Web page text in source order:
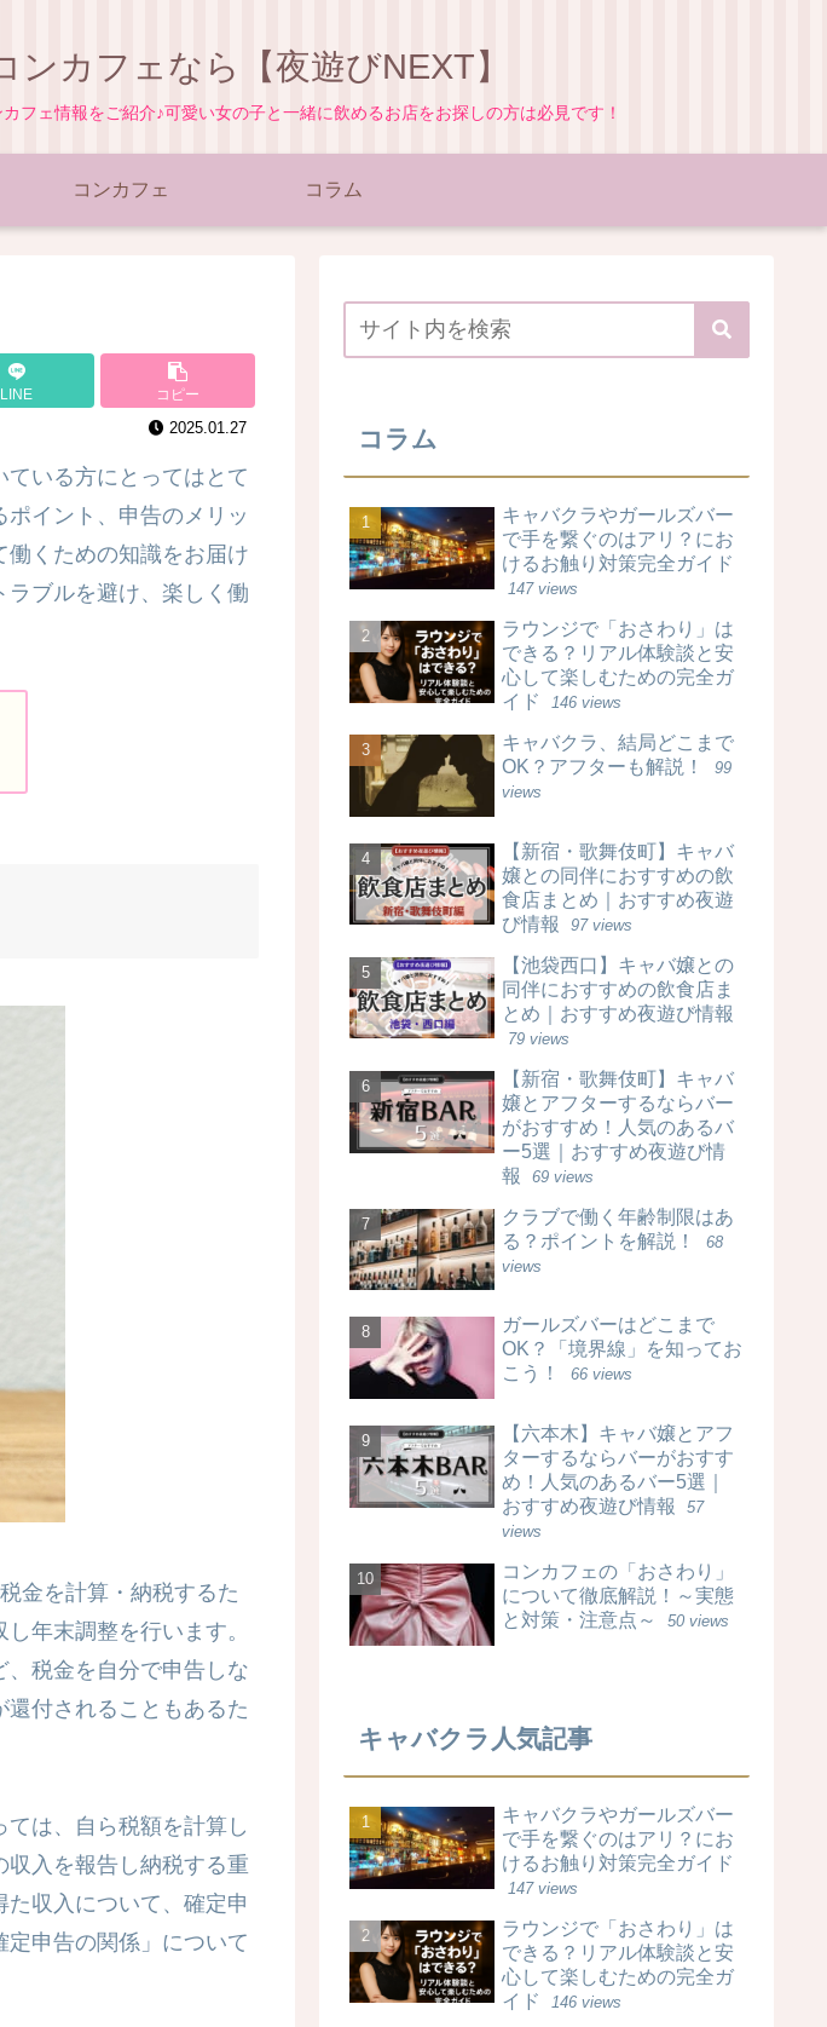
カフェなら【夜遊びNEXT】
ェ情報をご紹介♪可愛い女の子と一緒に飲めるお店をお探しの方は必見です！
コンカフェ コラム
LINE コピー
2025.01.27
いる方にとってはとて
イント、申告のメリッ
働くための知識をお届け
ラブルを避け、楽しく働
金を計算・納税するた
年末調整を行います。
、税金を自分で申告しな
付されることもあるた
は、自ら税額を計算し
入を報告し納税する重
収入について、確定申
申告の関係」について
コラム
キャバクラやガールズバー
で手を繋ぐのはアリ？にお
けるお触り対策完全ガイド
147 views
ラウンジで「おさわり」は
できる？リアル体験談と安
心して楽しむための完全ガ
イド
146 views
キャバクラ、結局どこまで
OK？アフターも解説！
99
views
【新宿・歌舞伎町】キャバ
嬢との同伴におすすめの飲
食店まとめ｜おすすめ夜遊
び情報
97 views
【池袋西口】キャバ嬢との
同伴におすすめの飲食店ま
とめ｜おすすめ夜遊び情報
79 views
【新宿・歌舞伎町】キャバ
嬢とアフターするならバー
がおすすめ！人気のあるバ
ー5選｜おすすめ夜遊び情
報
69 views
クラブで働く年齢制限はあ
る？ポイントを解説！
68
views
ガールズバーはどこまで
OK？「境界線」を知ってお
こう！
66 views
【六本木】キャバ嬢とアフ
ターするならバーがおすす
め！人気のあるバー5選｜
おすすめ夜遊び情報
57
views
コンカフェの「おさわり」
について徹底解説！～実態
と対策・注意点～
50 views
キャバクラ人気記事
キャバクラやガールズバー
で手を繋ぐのはアリ？にお
けるお触り対策完全ガイド
147 views
ラウンジで「おさわり」は
できる？リアル体験談と安
心して楽しむための完全ガ
イド
146 views